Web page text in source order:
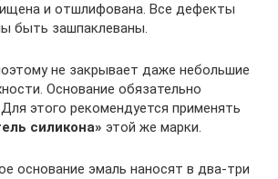
и отшлифована. Все дефекты
быть зашпаклеваны.
не закрывает даже небольшие
Основание обязательно
этого рекомендуется применять
силикона» этой же марки.
основание эмаль наносят в два-три